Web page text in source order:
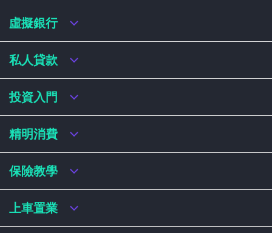
虛擬銀行
虛擬銀行迎新優惠
虛擬銀行存款利率比較
虛擬銀行銀扣賬卡 / 信用卡
虛擬銀行貸款
私人貸款
私人貸款年利率比較
網上即批貸款
結餘轉戶
稅務貸款
財務公司貸款
投資入門
港股戶口收費及迎新優惠
基金平台比較
買加密貨幣教學
精明消費
網購信用卡
飛行里數信用卡
學生信用卡
保險教學
買保險基本概念
上車置業